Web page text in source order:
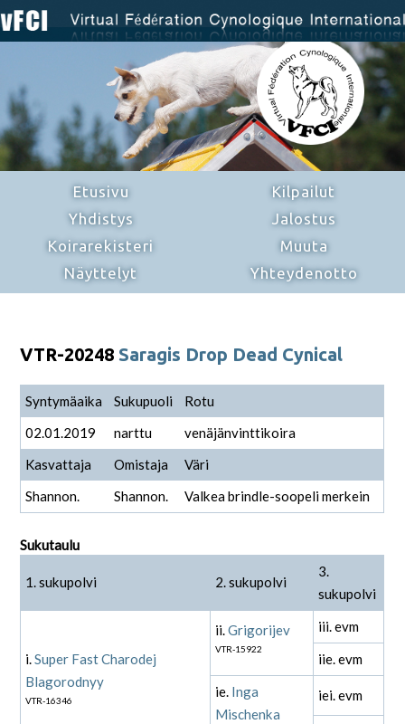
Etusivu
Yhdistys
Koirarekisteri
Näyttelyt
Kilpailut
Jalostus
Muuta
Yhteydenotto
VTR-20248 Saragis Drop Dead Cynical
Syntymäaika Sukupuoli
Rotu
02.01.2019
narttu
venäjänvinttikoira
Kasvattaja
Omistaja
Väri
Shannon.
Shannon. Valkea brindle-soopeli merkein
Sukutaulu
1. sukupolvi 2. sukupolvi
3.
sukupolvi
i.Super Fast Charodej
Blagorodnyy
VTR-16346
ii.Grigorijev
VTR-15922
iii. evm
iie. evm
ie. Inga
Mischenka
iei. evm